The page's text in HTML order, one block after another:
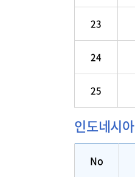
23
24
25
인도네시아
No